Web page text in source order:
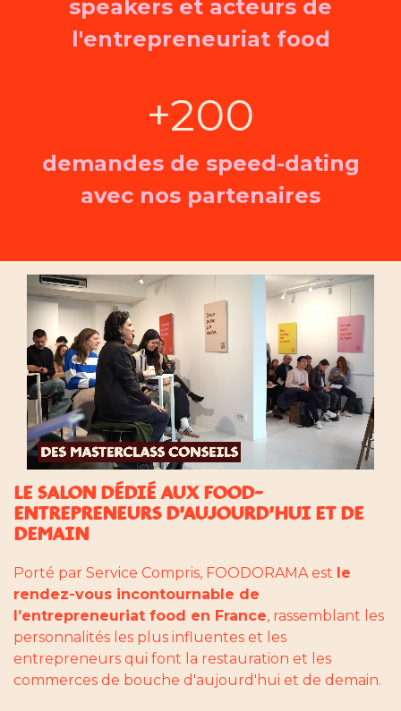
speakers et acteurs de
l'entrepreneuriat food
+200
demandes de speed-dating
avec nos partenaires
LE SALON DÉDIÉ AUX FOOD-
ENTREPRENEURS D'AUJOURD'HUI ET DE
DEMAIN
Porté par Service Compris, FOODORAMA est le
rendez-vous incontournable de
l’entrepreneuriat food en France, rassemblant les
personnalités les plus influentes et les
entrepreneurs qui font la restauration et les
commerces de bouche d'aujourd'hui et de demain.